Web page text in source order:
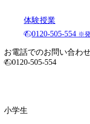
体験授業
0120-505-554 ※
お電話でのお問い合わ
0120-505-554
小学生